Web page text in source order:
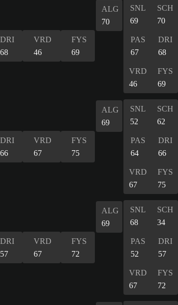
DRI
68
VRD
46
FYS
69
ALG
70
SNL
69
SCH
70
PAS
67
DRI
68
VRD
46
FYS
69
DRI
66
VRD
67
FYS
75
ALG
69
SNL
52
SCH
62
PAS
64
DRI
66
VRD
67
FYS
75
DRI
57
VRD
67
FYS
72
ALG
69
SNL
68
SCH
34
PAS
52
DRI
57
VRD
67
FYS
72